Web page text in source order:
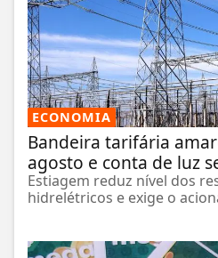
ECONOMIA
Bandeira tarifária
agosto e conta de luz
Estiagem reduz nível dos
hidrelétricos e exige o